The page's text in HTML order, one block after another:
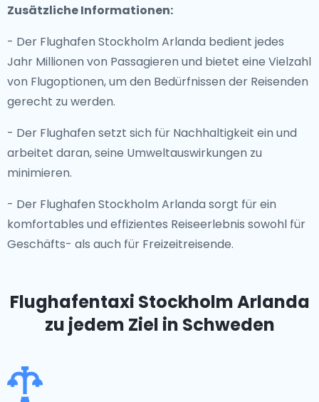
Zusätzliche Informationen:
- Der Flughafen Stockholm Arlanda bedient jedes
Jahr Millionen von Passagieren und bietet eine Vielzahl
von Flugoptionen, um den Bedürfnissen der Reisenden
gerecht zu werden.
- Der Flughafen setzt sich für Nachhaltigkeit ein und
arbeitet daran, seine Umweltauswirkungen zu
minimieren.
- Der Flughafen Stockholm Arlanda sorgt für ein
komfortables und effizientes Reiseerlebnis sowohl für
Geschäfts- als auch für Freizeitreisende.
Flughafentaxi Stockholm Arlanda
zu jedem Ziel in Schweden